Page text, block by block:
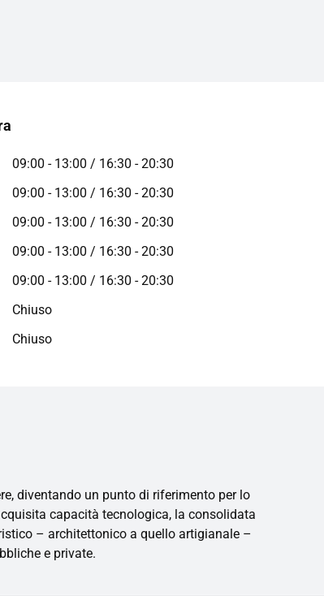
09:00 - 13:00 / 16:30 - 20:30
09:00 - 13:00 / 16:30 - 20:30
09:00 - 13:00 / 16:30 - 20:30
09:00 - 13:00 / 16:30 - 20:30
09:00 - 13:00 / 16:30 - 20:30
Chiuso
Chiuso
diventando un punto di riferimento per lo
capacità tecnologica, la consolidata
– architettonico a quello artigianale –
e private.